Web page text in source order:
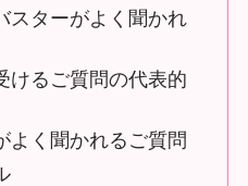
スターがよく聞かれ
けるご質問の代表的
よく聞かれるご質問